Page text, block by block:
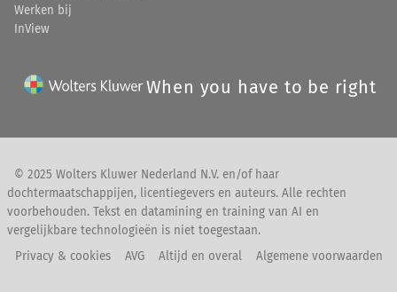
Werken bij
InView
When you have to be right
© 2025 Wolters Kluwer Nederland N.V. en/of haar
dochtermaatschappijen, licentiegevers en auteurs. Alle rechten
voorbehouden. Tekst en datamining en training van AI en
vergelijkbare technologieën is niet toegestaan.
Privacy & cookies
AVG Altijd en overal Algemene voorwaarden